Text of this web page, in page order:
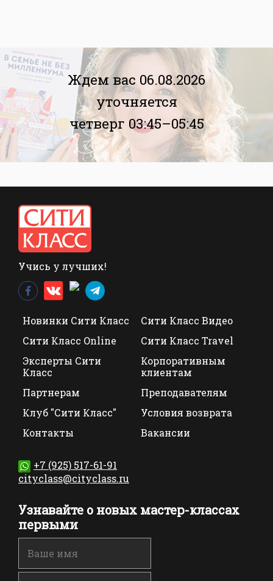
Ждем вас 06.08.2026
уточняется
четверг 03:45–05:45
Учись у лучших!
Новинки Сити Класс
Сити Класс Видео
Сити Класс Online
Сити Класс Travel
Эксперты Сити
Класс
Корпоративным
клиентам
Партнерам
Преподавателям
Клуб "Сити Класс"
Условия возврата
Контакты
Вакансии
+7 (925) 517-61-91
cityclass@cityclass.ru
Узнавайте о новых мастер-классах
первыми